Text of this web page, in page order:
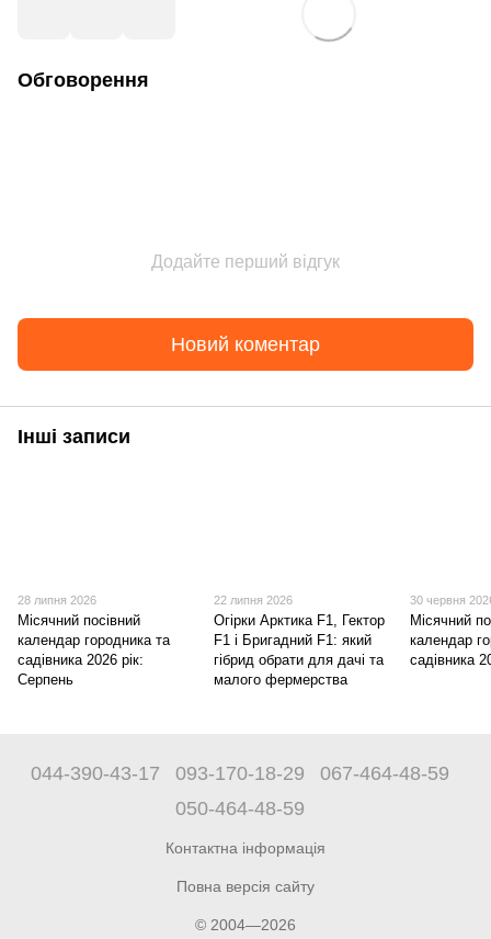
Обговорення
Додайте перший відгук
Новий коментар
Інші записи
28 липня 2026
Місячний посівний
календар городника та
садівника 2026 рік:
Серпень
22 липня 2026
Огірки Арктика F1, Гектор
F1 і Бригадний F1: який
гібрид обрати для дачі та
малого фермерства
30 червня
Місячний
календар
садівника
044-390-43-17 093-170-18-29
067-464-48-59
050-464-48-59
Контактна інформація
Повна версія сайту
© 2004—2026